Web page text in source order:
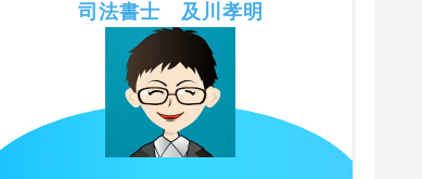
司法書士 及川孝明